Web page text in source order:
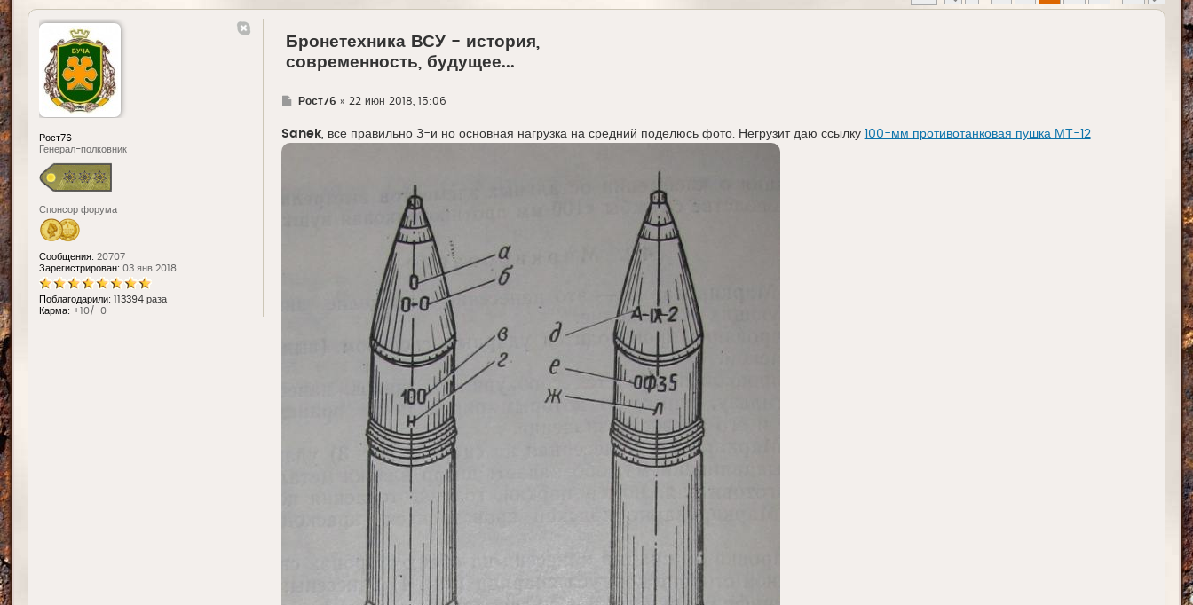
Рост76
Генерал-полковник
Спонсор форума
Сообщения: 20707
Зарегистрирован: 03 янв 2018
Поблагодарили: 113394 раза
Карма: +10/-0
Бронетехника ВСУ - история,
современность, будущее...
ГРост76 » 22 июн 2018, 15:06
Sanek, все правильно 3-и но основная нагрузка на средний поделюсь фото. Негрузит даю ссылку 100-мм противотанковая пушка МТ-12